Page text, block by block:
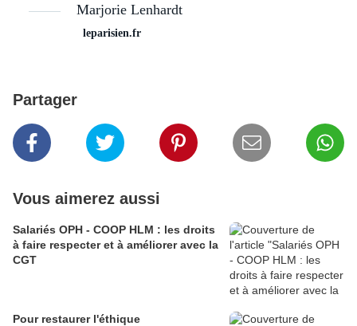
Marjorie Lenhardt
leparisien.fr
Partager
Vous aimerez aussi
Salariés OPH - COOP HLM : les droits
à faire respecter et à améliorer avec la
CGT
Pour restaurer l'éthique